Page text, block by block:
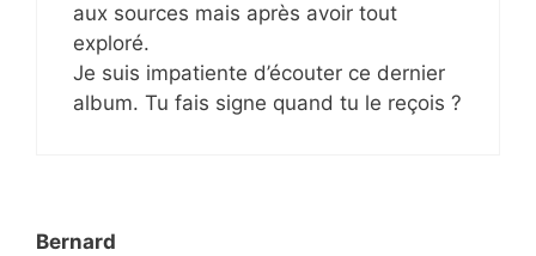
aux sources mais après avoir tout
exploré.
Je suis impatiente d’écouter ce dernier
album. Tu fais signe quand tu le reçois ?
Bernard